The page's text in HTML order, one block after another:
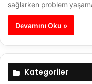
sağlarken problem
Devamını Oku »
Kategoriler